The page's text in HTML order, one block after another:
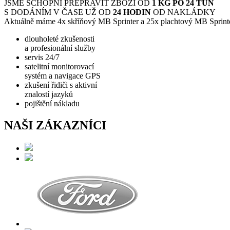
JSME SCHOPNI PŘEPRAVIT ZBOŽÍ OD 1 KG PO 24 TUN
S DODÁNÍM V ČASE UŽ OD 24 HODIN OD NAKLÁDKY
Aktuálně máme 4x skříňový MB Sprinter a 25x plachtový MB
dlouholeté zkušenosti
a profesionální služby
servis 24/7
satelitní monitorovací
systém a navigace GPS
zkušení řidiči s aktivní
znalostí jazyků
pojištění nákladu
NAŠI ZÁKAZNÍCI